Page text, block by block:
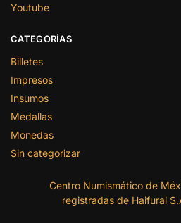
Youtube
CATEGORÍAS
Billetes
Impresos
Insumos
Medallas
Monedas
Sin categorizar
Centro Numismático de
registradas de Haifurai